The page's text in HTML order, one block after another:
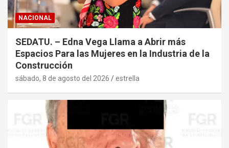
NACIONAL
SEDATU. – Edna Vega Llama a Abrir más
Espacios Para las Mujeres en la Industria de la
Construcción
sábado, 8 de agosto del 2026 estrella